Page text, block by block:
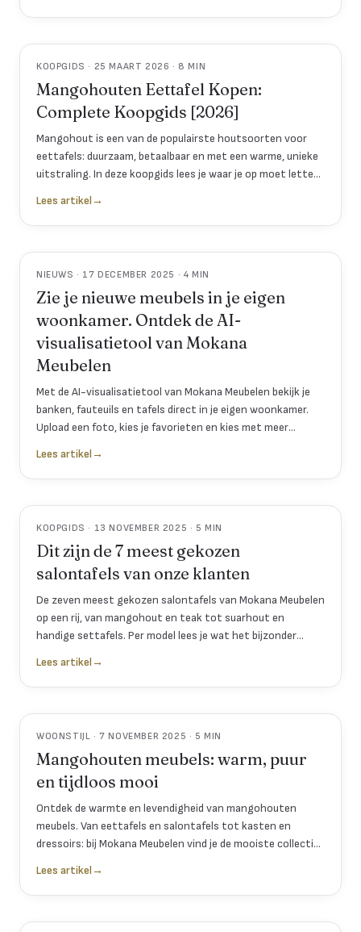
KOOPGIDS · 25 MAART 2026 · 8 MIN
Mangohouten Eettafel Kopen:
Complete Koopgids [2026]
Mangohout is een van de populairste houtsoorten voor
eettafels: duurzaam, betaalbaar en met een warme, unieke
uitstraling. In deze koopgids lees je waar je op moet letten
Lees artikel→
NIEUWS · 17 DECEMBER 2025 · 4 MIN
Zie je nieuwe meubels in je eigen
woonkamer. Ontdek de AI-
visualisatietool van Mokana
Meubelen
Met de AI-visualisatietool van Mokana Meubelen bekijk je
banken, fauteuils en tafels direct in je eigen woonkamer.
Upload een foto, kies je favorieten en kies met meer
Lees artikel→
KOOPGIDS · 13 NOVEMBER 2025 · 5 MIN
Dit zijn de 7 meest gekozen
salontafels van onze klanten
De zeven meest gekozen salontafels van Mokana Meubelen
op een rij, van mangohout en teak tot suarhout en
handige settafels. Per model lees je wat het bijzonder
Lees artikel→
WOONSTIJL · 7 NOVEMBER 2025 · 5 MIN
Mangohouten meubels: warm, puur
en tijdloos mooi
Ontdek de warmte en levendigheid van mangohouten
meubels. Van eettafels en salontafels tot kasten en
dressoirs: bij Mokana Meubelen vind je de mooiste collectie
Lees artikel→